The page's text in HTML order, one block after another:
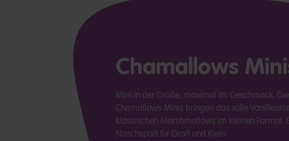
Chamallows
Mini in der Größe, maximal im Geschmack.
Chamallows Minis bringen das volle
klassischen Marshmallows im kleinen Format.
Naschspaß für Groß und Klein.